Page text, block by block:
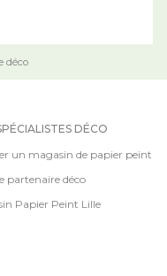
déco
DÉCO
un magasin de papier peint
partenaire déco
Papier Peint Lille